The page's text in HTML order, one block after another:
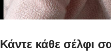
Κάντε κάθε σέλφι